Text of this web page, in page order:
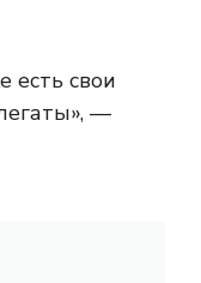
есть свои
—